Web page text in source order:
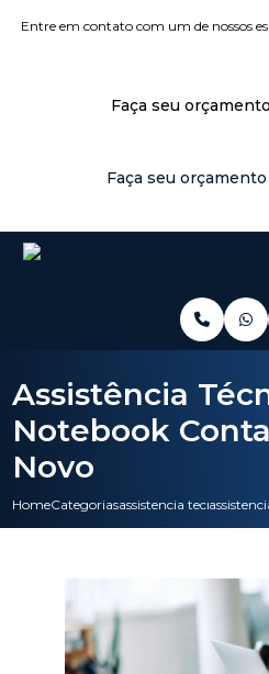
Entre em contato com um de nossos
Faça seu
Faça seu
HomeCategoriasassistencia tecnica
Assistência
Notebook
Novo